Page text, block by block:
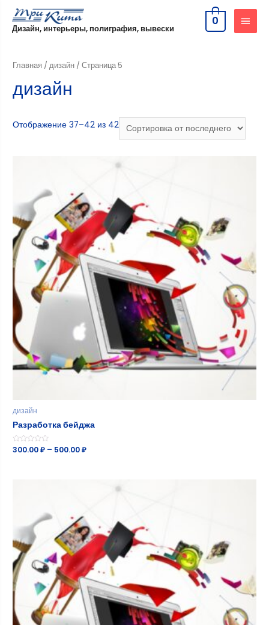
Дизайн, интерьеры, полиграфия, вывески
0
Главная /дизайн / Страница 5
дизайн
Отображение 37–42 из 42
дизайн
Разработка бейджа
Оценка
300.00₽ – 500.00₽